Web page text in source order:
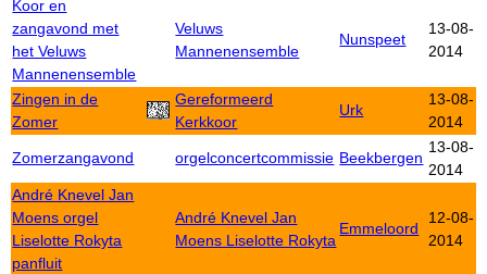
Koor en
zangavond met
het Veluws
Mannenensemble
Veluws
Mannenensemble
Nunspeet
13-08-
2014
Zingen in de
Zomer
Gereformeerd
Kerkkoor
Urk
13-08-
2014
Zomerzangavond orgelconcertcommissie Beekbergen
13-08-
2014
André Knevel Jan
Moens orgel
Liselotte Rokyta
panfluit
André Knevel Jan
Moens Liselotte Rokyta
Emmeloord
12-08-
2014